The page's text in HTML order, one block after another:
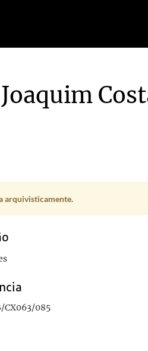
arquivisticamente.
CX063/085